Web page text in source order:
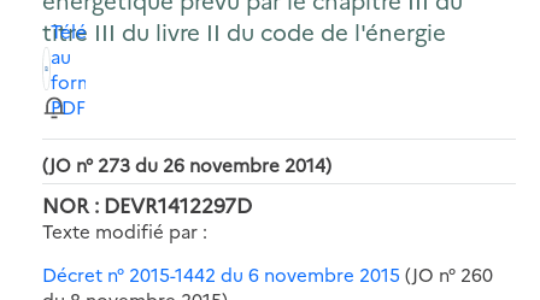
titre III du livre II du code de l'énergie
Télécharger
au
format
PDF
(JO n° 273 du 26 novembre 2014)
NOR : DEVR1412297D
Texte modifié par :
Décret n° 2015-1442 du 6 novembre 2015 (JO n° 260